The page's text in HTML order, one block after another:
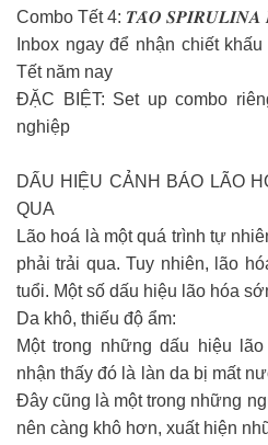
Combo Tết 4: 𝑻𝑨̉𝑶
Inbox ngay để nhận chiết
Tết năm nay
ĐẶC BIỆT: Set up combo
nghiệp
DẤU HIỆU CẢNH BÁO LÃO
QUA
Lão hoá là một quá trình tự
phải trải qua. Tuy nhiên, lão
tuổi. Một số dấu hiệu lão hóa
Da khô, thiếu độ ẩm:
Một trong những dấu hiệu
nhận thấy đó là làn da bị mất
Đây cũng là một trong những
nên càng khô hơn, xuất hiện